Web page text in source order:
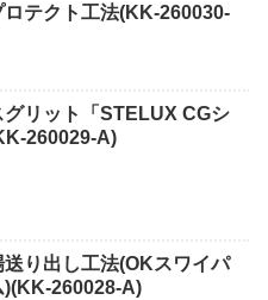
ロテクト⼯法(KK-260030-
グリット「STELUX CGシ
260029-A)
送り出し工法(OKスワイパ
)(KK-260028-A)